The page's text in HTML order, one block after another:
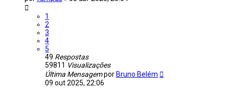
1
2
3
4
5
49 Respostas
59811 Visualizações
Última Mensagempor Bruno Belém
09 out 2025, 22:06